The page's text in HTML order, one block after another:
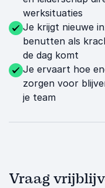
werksituaties
Je krijgt nieuwe
benutten als
de dag komt
Je ervaart hoe
zorgen voor
je team
Vraag